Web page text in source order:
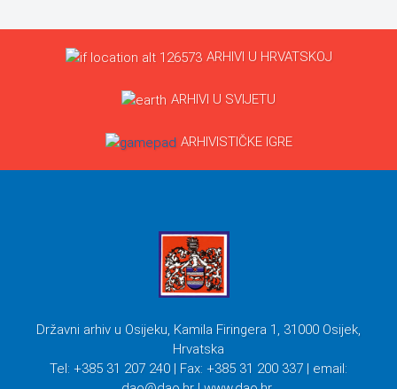
ARHIVI U HRVATSKOJ
ARHIVI U SVIJETU
ARHIVISTIČKE IGRE
Državni arhiv u Osijeku, Kamila Firingera 1, 31000 Osijek,
Hrvatska
Tel: +385 31 207 240 | Fax: +385 31 200 337 | email: